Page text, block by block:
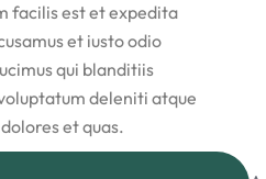
facilis est et expedita
et iusto odio
qui blanditiis
deleniti atque
et quas.